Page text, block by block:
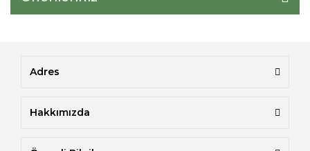
Adres
Hakkımızda